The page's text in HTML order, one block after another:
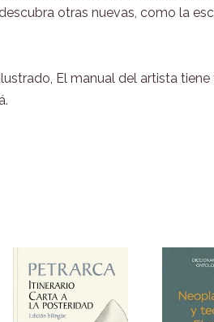
otras nuevas, como la
El manual del artista